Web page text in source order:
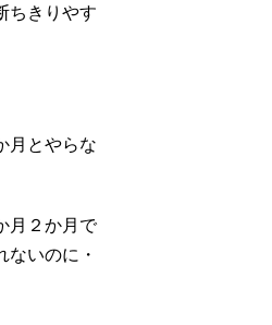
ちきりやす
月とやらな
月２か月で
ないのに・